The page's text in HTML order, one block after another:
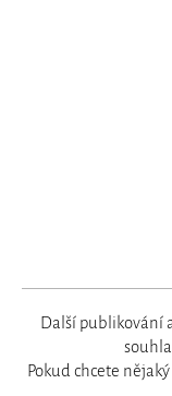
Další publikování
Pokud chcete